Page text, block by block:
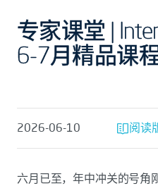
专家课堂 |
6-7月精品课
2026-06-10 阅读
六月已至，年中冲关的号角